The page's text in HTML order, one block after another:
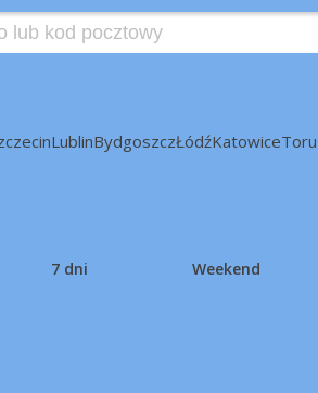
LublinBydgoszczŁódźKatowice
7 dni Weekend